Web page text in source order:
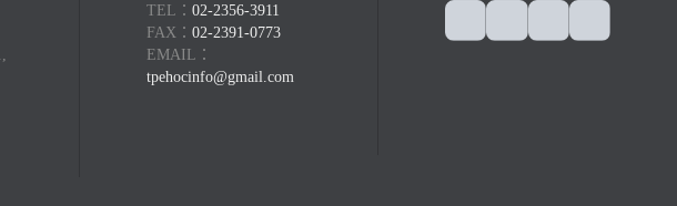
TEL：02-2356-3911
FAX：02-2391-0773
EMAIL：
tpehocinfo@gmail.com